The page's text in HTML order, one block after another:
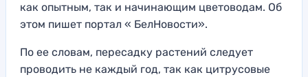
как опытным, так и начинающим цветоводам. Об
этом пишет портал « БелНовости».
По ее словам, пересадку растений следует
проводить не каждый год, так как цитрусовые